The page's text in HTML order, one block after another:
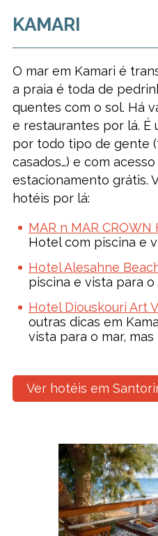
KAMARI
O mar em Kamari é
a praia é toda de
quentes com o sol. Há
e restaurantes por lá. É
por todo tipo de gente
casados…) e com
estacionamento grátis.
hotéis por lá:
MAR n MAR CROWN
Hotel com piscina e
Hotel Alesahne
piscina e vista para o
Hotel Diouskouri Art
outras dicas em
vista para o mar,
Ver hotéis em